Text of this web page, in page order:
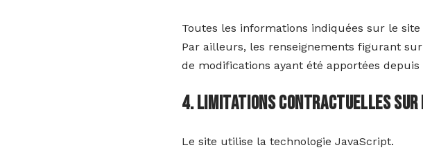
Toutes les informations indiquées sur le
Par ailleurs, les renseignements figurant
de modifications ayant été apportées
4. Limitations contractuelles sur
Le site utilise la technologie JavaScript.